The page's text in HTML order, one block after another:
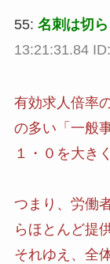
55: 名刺は切
13:21:31.84
有効求人倍率
の多い「一般
１・０を大き
つまり、労働
らほとんど提
それゆえ、全